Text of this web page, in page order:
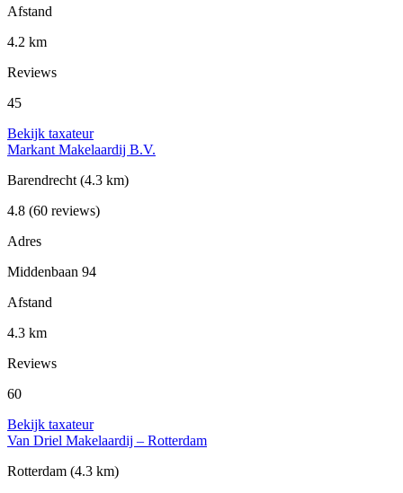
Afstand
4.2 km
Reviews
45
Bekijk taxateur
Markant Makelaardij B.V.
Barendrecht (4.3 km)
4.8 (60 reviews)
Adres
Middenbaan 94
Afstand
4.3 km
Reviews
60
Bekijk taxateur
Van Driel Makelaardij – Rotterdam
Rotterdam (4.3 km)